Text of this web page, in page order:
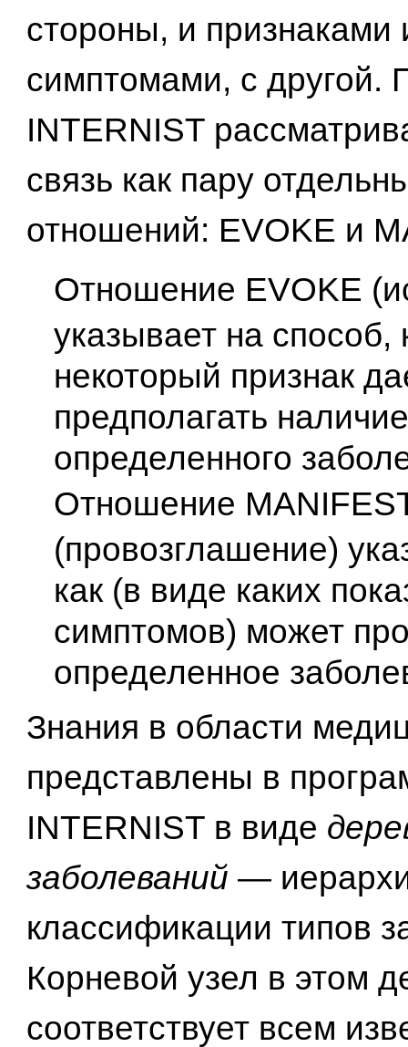
стороны, и признаками
симптомами, с другой.
INTERNIST
связь как пару
отношений: EVOKE и
Отношение EVOKE
указывает на способ,
некоторый признак
предполагать наличие
определенного
Отношение
(провозглашение)
как (в виде каких
симптомов) может
определенное
Знания в области
представлены в
INTERNIST в виде
заболеваний —
классификации типов
Корневой узел в этом
соответствует всем